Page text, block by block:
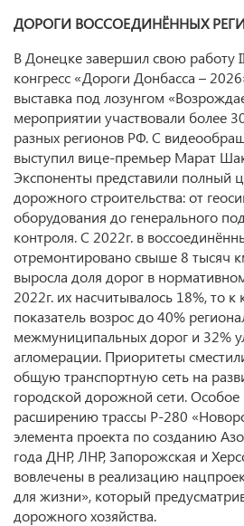
ДОРОГИ ВОССОЕДИНЁННЫХ
В Донецке завершил свою работу
конгресс «Дороги Донбасса –
выставка под лозунгом
мероприятии участвовали более
разных регионов РФ. С
выступил вице-премьер Марат
Экспоненты представили полный
дорожного строительства: от
оборудования до генерального
контроля. С 2022г. в
отремонтировано свыше 8 тысяч
выросла доля дорог в
2022г. их насчитывалось 18%, то к
показатель возрос до 40%
межмуниципальных дорог и 32%
агломерации. Приоритеты
общую транспортную сеть на
городской дорожной сети.
расширению трассы Р‑280
элемента проекта по созданию
года ДНР, ЛНР, Запорожская и
вовлечены в реализацию
для жизни», который
дорожного хозяйства.